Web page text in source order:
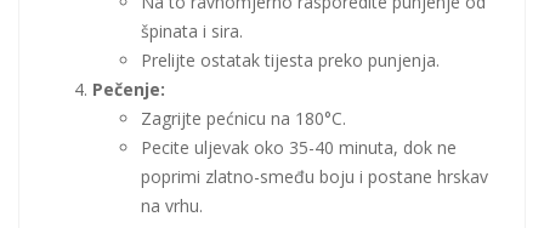
špinata i sira.
Prelijte ostatak tijesta preko punjenja.
Pečenje:
Zagrijte pećnicu na 180°C.
Pecite uljevak oko 35-40 minuta, dok ne
poprimi zlatno-smeđu boju i postane hrskav
na vrhu.